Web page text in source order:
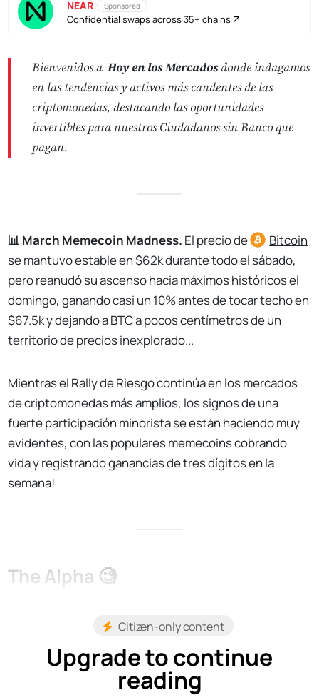
NEAR Sponsored
Confidential swaps across 35+ chains
Bienvenidos a Hoy en los Mercadosdonde indagamos
en las tendencias y activos más candentes de las
criptomonedas, destacando las oportunidades
invertibles para nuestros Ciudadanos sin Banco que
pagan.
📊 March Memecoin Madness. El precio de
Bitcoin
se mantuvo estable en $62k durante todo el sábado,
pero reanudó su ascenso hacia máximos históricos el
domingo, ganando casi un 10% antes de tocar techo en
$67.5k y dejando a BTC a pocos centímetros de un
territorio de precios inexplorado...
Mientras el Rally de Riesgo continúa en los mercados
de criptomonedas más amplios, los signos de una
fuerte participación minorista se están haciendo muy
evidentes, con las populares memecoins cobrando
vida y registrando ganancias de tres dígitos en la
semana!
The Alpha 🧐
Citizen-only content
Upgrade to continue
reading